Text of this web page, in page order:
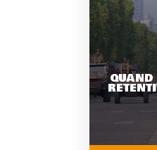
QUAND